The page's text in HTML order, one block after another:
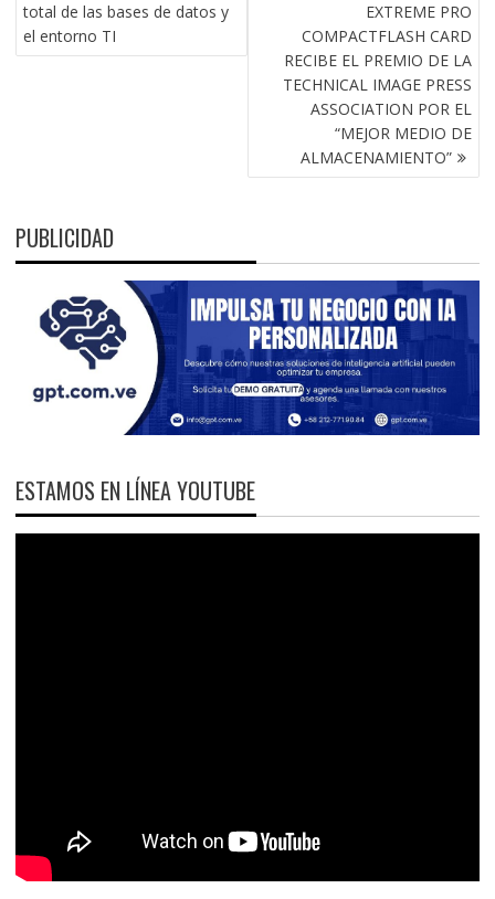
ENTRADAS
total de las bases de datos y
el entorno TI
EXTREME PRO
COMPACTFLASH CARD
RECIBE EL PREMIO DE LA
TECHNICAL IMAGE PRESS
ASSOCIATION POR EL
“MEJOR MEDIO DE
ALMACENAMIENTO”
PUBLICIDAD
ESTAMOS EN LÍNEA YOUTUBE